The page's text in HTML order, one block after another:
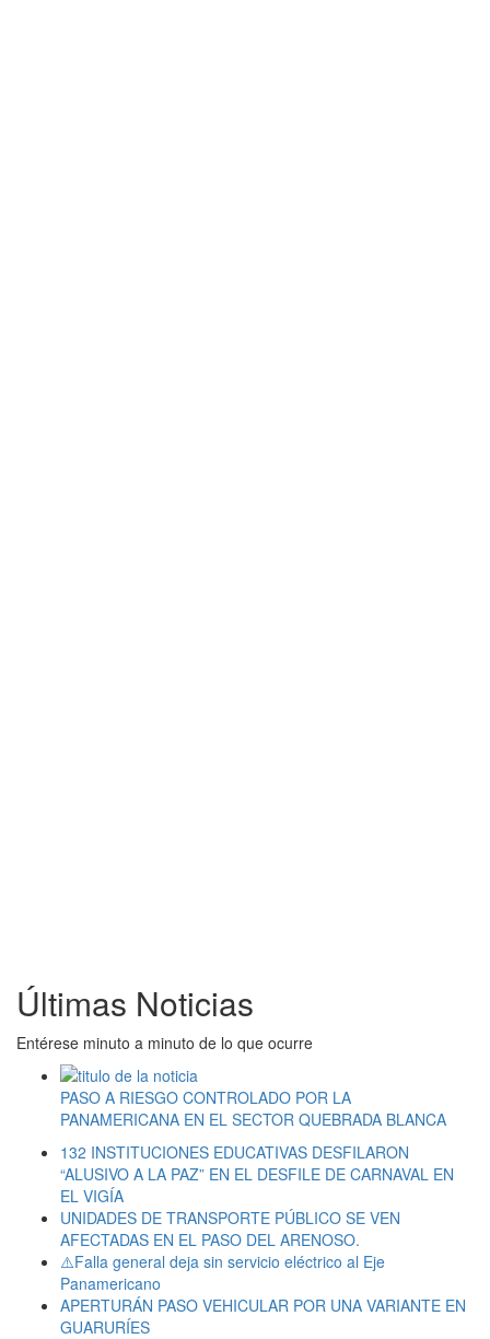
Últimas Noticias
Entérese minuto a minuto de lo que ocurre
PASO A RIESGO CONTROLADO POR LA
PANAMERICANA EN EL SECTOR QUEBRADA BLANCA
132 INSTITUCIONES EDUCATIVAS DESFILARON
“ALUSIVO A LA PAZ” EN EL DESFILE DE CARNAVAL EN
EL VIGÍA
UNIDADES DE TRANSPORTE PÚBLICO SE VEN
AFECTADAS EN EL PASO DEL ARENOSO.
⚠️Falla general deja sin servicio eléctrico al Eje
Panamericano
APERTURÁN PASO VEHICULAR POR UNA VARIANTE EN
GUARURÍES